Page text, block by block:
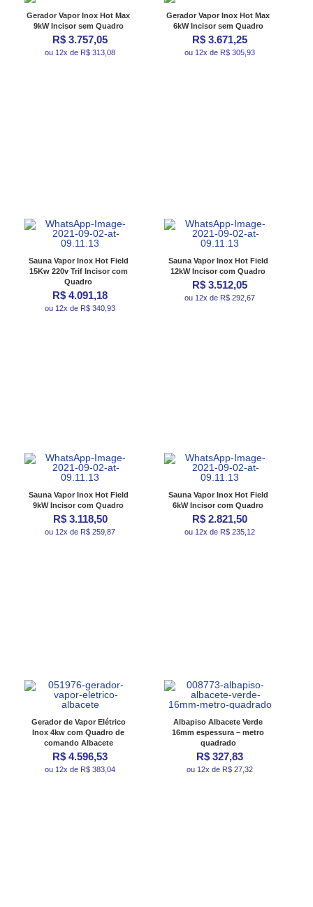
Gerador Vapor Inox Hot Max
9kW Incisor sem Quadro
R$ 3.757,05
ou 12x de R$ 313,08
Gerador Vapor Inox Hot Max
6kW Incisor sem Quadro
R$ 3.671,25
ou 12x de R$ 305,93
Sauna Vapor Inox Hot Field
15Kw 220v Trif Incisor com
Quadro
R$ 4.091,18
ou 12x de R$ 340,93
Sauna Vapor Inox Hot Field
12kW Incisor com Quadro
R$ 3.512,05
ou 12x de R$ 292,67
Sauna Vapor Inox Hot Field
9kW Incisor com Quadro
R$ 3.118,50
ou 12x de R$ 259,87
Sauna Vapor Inox Hot Field
6kW Incisor com Quadro
R$ 2.821,50
ou 12x de R$ 235,12
Gerador de Vapor Elétrico
Inox 4kw com Quadro de
comando Albacete
R$ 4.596,53
ou 12x de R$ 383,04
Albapiso Albacete Verde
16mm espessura – metro
quadrado
R$ 327,83
ou 12x de R$ 27,32